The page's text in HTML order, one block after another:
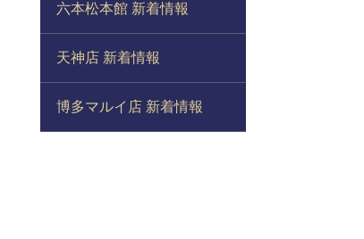
六本松本館 新着情報
天神店 新着情報
博多マルイ店 新着情報